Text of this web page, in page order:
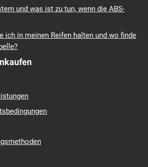
und was ist zu tun, wenn die ABS-
ich in meinen Reifen halten und wo finde